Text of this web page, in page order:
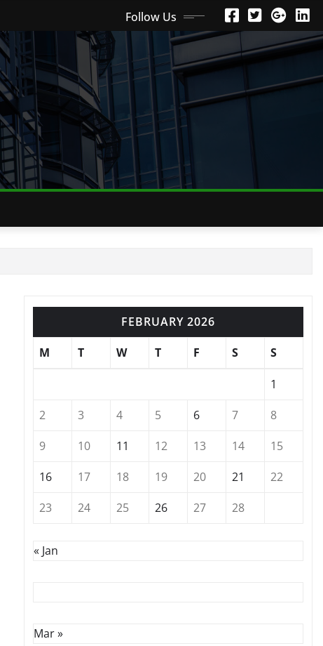
Follow Us
FEBRUARY 2026
M
T W T F S S
1
2
3 4 5 6 7
8
9
10 11 12 13 14
15
16
17 18 19 20 21
22
23
24 25 26 27 28
« Jan
Mar »